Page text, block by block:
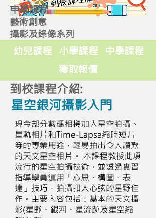
中學課程
藝術創意
攝影及錄像系列
幼兒課程 小學課程
中學課程
獲取報價
到校課程介紹:
星空銀河攝影入門
現今部分數碼相機加入星空拍攝、
星軌相片和Time-Lapse縮時短片
等的專業用途，輕易拍出令人讚歎
的天文星空相片。 本課程教授此項
流行的星空拍攝技術，並透過實習
指導學員運用「心思、構圖、表
達」技巧，拍攝扣人心弦的星野佳
作。主要內容包括：基本的天文攝
影(星野、銀河、星流跡及星空縮